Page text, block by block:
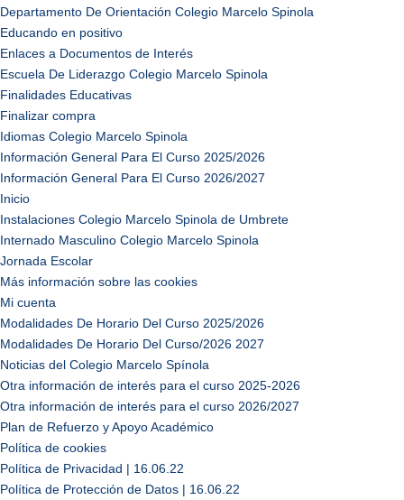
Departamento De Orientación Colegio Marcelo Spinola
Educando en positivo
Enlaces a Documentos de Interés
Escuela De Liderazgo Colegio Marcelo Spinola
Finalidades Educativas
Finalizar compra
Idiomas Colegio Marcelo Spinola
Información General Para El Curso 2025/2026
Información General Para El Curso 2026/2027
Inicio
Instalaciones Colegio Marcelo Spinola de Umbrete
Internado Masculino Colegio Marcelo Spinola
Jornada Escolar
Más información sobre las cookies
Mi cuenta
Modalidades De Horario Del Curso 2025/2026
Modalidades De Horario Del Curso/2026 2027
Noticias del Colegio Marcelo Spínola
Otra información de interés para el curso 2025-2026
Otra información de interés para el curso 2026/2027
Plan de Refuerzo y Apoyo Académico
Política de cookies
Política de Privacidad | 16.06.22
Política de Protección de Datos | 16.06.22